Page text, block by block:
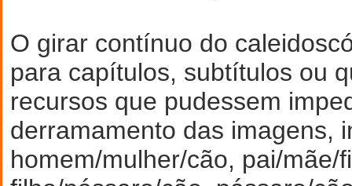
O girar contínuo do
para capítulos, subtítulos ou
recursos que pudessem
derramamento das imagens,
homem/mulher/cão, pai/mãe/